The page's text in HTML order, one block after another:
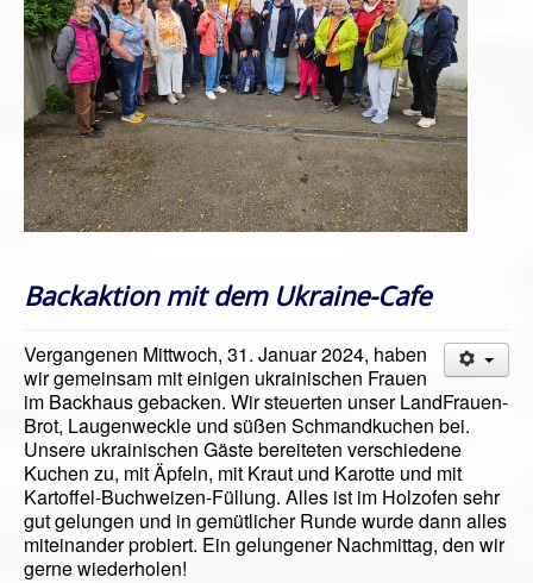
Backaktion mit dem Ukraine-Cafe
Vergangenen Mittwoch, 31. Januar 2024, haben
wir gemeinsam mit einigen ukrainischen Frauen
im Backhaus gebacken. Wir steuerten unser LandFrauen-
Brot, Laugenweckle und süßen Schmandkuchen bei.
Unsere ukrainischen Gäste bereiteten verschiedene
Kuchen zu, mit Äpfeln, mit Kraut und Karotte und mit
Kartoffel-Buchweizen-Füllung. Alles ist im Holzofen sehr
gut gelungen und in gemütlicher Runde wurde dann alles
miteinander probiert. Ein gelungener Nachmittag, den wir
gerne wiederholen!